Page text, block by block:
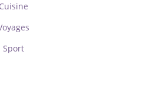
Cuisine
Sport